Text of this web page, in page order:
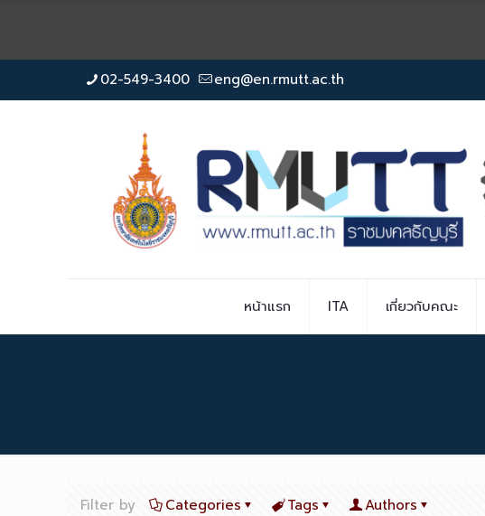
02-549-3400 eng@en.rmutt.ac.th
หน้าแรก ITA เกี่ยวกับคณะ
Filter by Categories Tags Authors